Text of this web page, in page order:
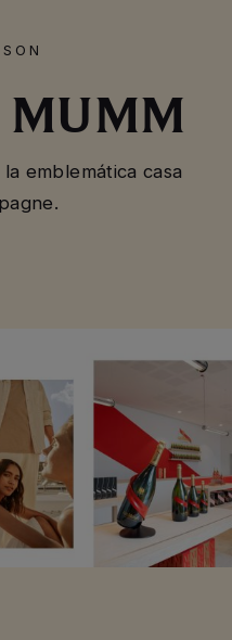
MUMM
emblemática casa